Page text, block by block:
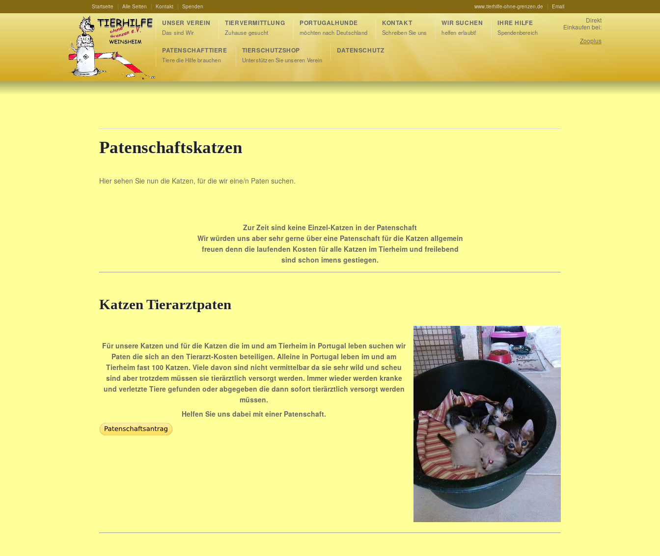
Startseite Alle Seiten Kontakt Spenden www.tierhilfe-ohne-grenzen.de Email
UNSER VEREIN
Das sind Wir
TIERVERMITTLUNG
Zuhause gesucht
PORTUGALHUNDE
möchten nach Deutschland
KONTAKT
Schreiben Sie uns
WIR SUCHEN
helfen erlaubt!
IHRE HILFE
Spendenbereich
PATENSCHAFTTIERE
Tiere die Hilfe brauchen
TIERSCHUTZSHOP
Unterstützen Sie unseren Verein
DATENSCHUTZ
Direkt
Einkaufen bei:
Zooplus
Patenschaftskatzen
Hier sehen Sie nun die Katzen, für die wir eine/n Paten suchen.
Zur Zeit sind keine Einzel-Katzen in der Patenschaft
Wir würden uns aber sehr gerne über eine Patenschaft für die Katzen allgemein
freuen denn die laufenden Kosten für alle Katzen im Tierheim und freilebend
sind schon imens gestiegen.
Katzen Tierarztpaten
Für unsere Katzen und für die Katzen die im und am Tierheim in Portugal leben suchen wir
Paten die sich an den Tierarzt-Kosten beteiligen. Alleine in Portugal leben im und am
Tierheim fast 100 Katzen. Viele davon sind nicht vermittelbar da sie sehr wild und scheu
sind aber trotzdem müssen sie tierärztlich versorgt werden. Immer wieder werden kranke
und verletzte Tiere gefunden oder abgegeben die dann sofort tierärztlich versorgt werden
müssen.
Helfen Sie uns dabei mit einer Patenschaft.